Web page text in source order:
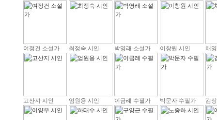
여정건 소설가 최정숙 시인 박영래 소설가 이창원 시인 채
고산지 시인 엄원용 시인 이금례 수필가 박문자 수필가 김